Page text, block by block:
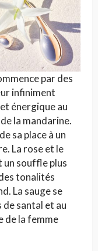
par des
infiniment
énergique au
la mandarine.
sa place à un
La rose et le
un souffle plus
tonalités
La sauge se
de santal et au
de la femme